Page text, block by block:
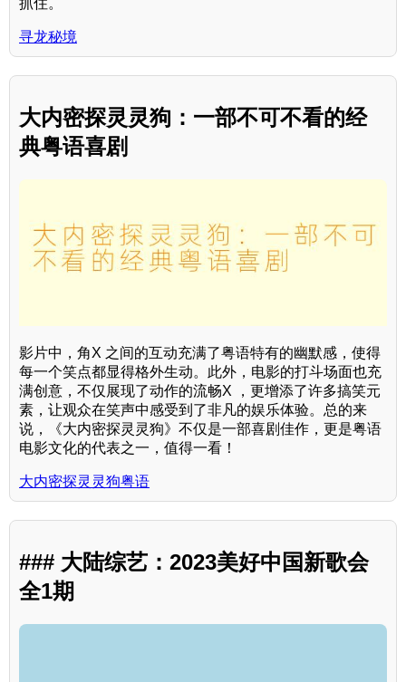
抓住。
寻龙秘境
大内密探灵灵狗：一部不可不看的经
典粤语喜剧
影片中，角X 之间的互动充满了粤语特有的幽默感，使得
每一个笑点都显得格外生动。此外，电影的打斗场面也充
满创意，不仅展现了动作的流畅X ，更增添了许多搞笑元
素，让观众在笑声中感受到了非凡的娱乐体验。总的来
说，《大内密探灵灵狗》不仅是一部喜剧佳作，更是粤语
电影文化的代表之一，值得一看！
大内密探灵灵狗粤语
### 大陆综艺：2023美好中国新歌会
全1期